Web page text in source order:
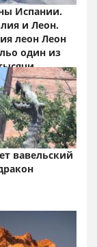
Испании.
и Леон.
леон Леон
один из
вавельский